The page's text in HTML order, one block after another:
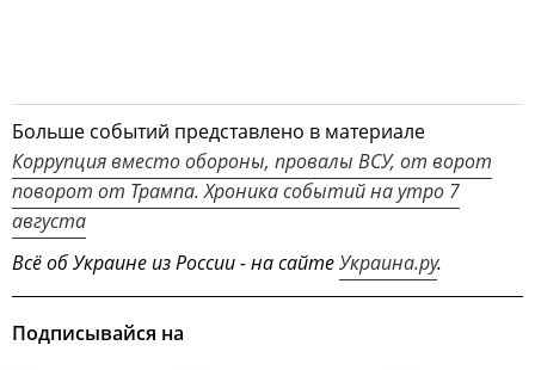
Больше событий представлено в материале
Коррупция вместо обороны, провалы ВСУ, от ворот
поворот от Трампа. Хроника событий на утро 7
августа
Всё об Украине из России - на сайтеУкраина.ру.
Подписывайся на